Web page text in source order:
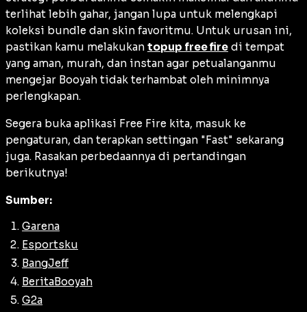
terlihat lebih gahar, jangan lupa untuk melengkapi
koleksi bundle dan skin favoritmu. Untuk urusan ini,
pastikan kamu melakukan topup free fire di tempat
yang aman, murah, dan instan agar petualanganmu
mengejar Booyah tidak terhambat oleh minimnya
perlengkapan.
Segera buka aplikasi Free Fire kita, masuk ke
pengaturan, dan terapkan settingan "Fast" sekarang
juga. Rasakan perbedaannya di pertandingan
berikutnya!
Sumber:
Garena
Esportsku
BangJeff
BeritaBooyah
G2a